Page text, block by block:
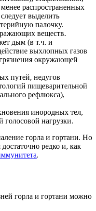
распространенных
выделить
палочку.
веществ.
дым (в т.ч. и
выхлопных газов
окружающей
путей, недугов
пищеварительной
рефлюкса),
инородных тел,
голосовой нагрузки.
горла и гортани. Но
редко и, как
.
горла и гортани можно